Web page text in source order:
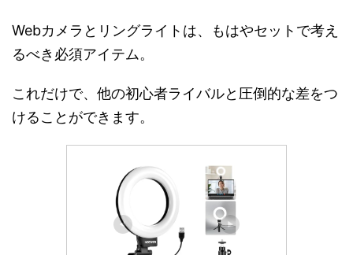
Webカメラとリングライトは、もはやセットで考え
るべき必須アイテム。
これだけで、他の初心者ライバルと圧倒的な差をつ
けることができます。